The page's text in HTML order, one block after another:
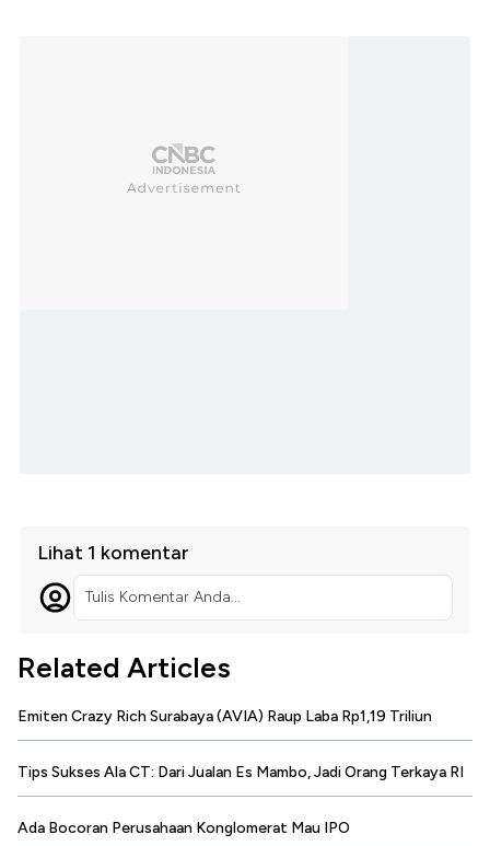
Lihat 1 komentar
Tulis Komentar Anda...
Related Articles
Emiten Crazy Rich Surabaya (AVIA) Raup Laba Rp1,19 Triliun
Tips Sukses Ala CT: Dari Jualan Es Mambo, Jadi Orang Terkaya RI
Ada Bocoran Perusahaan Konglomerat Mau IPO